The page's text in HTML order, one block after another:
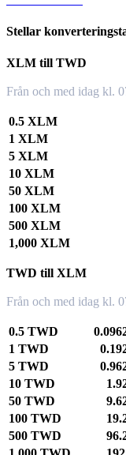
Stellar
XLM till TWD
Från och med idag kl.
0.5 XLM
1 XLM
5 XLM
10 XLM
50 XLM
100 XLM
500 XLM
1,000 XLM
TWD till XLM
Från och med idag kl.
0.5 TWD
1 TWD
5 TWD
10 TWD
50 TWD
100 TWD
500 TWD